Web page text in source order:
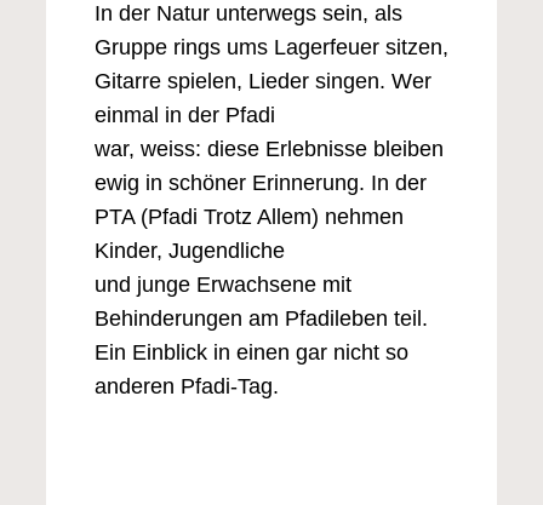
In der Natur unterwegs sein, als
Gruppe rings ums Lagerfeuer sitzen,
Gitarre spielen, Lieder singen. Wer
einmal in der Pfadi
war, weiss: diese Erlebnisse bleiben
ewig in schöner Erinnerung. In der
PTA (Pfadi Trotz Allem) nehmen
Kinder, Jugendliche
und junge Erwachsene mit
Behinderungen am Pfadileben teil.
Ein Einblick in einen gar nicht so
anderen Pfadi-Tag.